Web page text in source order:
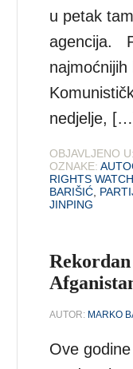
u petak
agencija.
najmoćnijih
nedjelje,
OBJAVLJENO U:
OZNAKE:
RIGHTS WATCH
BARIŠIĆ
JINPING
AUTOR: MARKO
Ove